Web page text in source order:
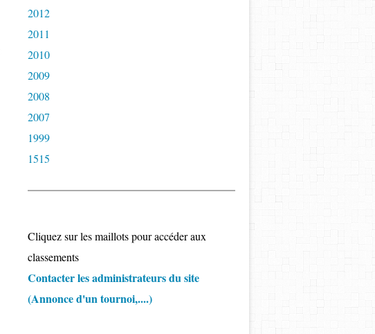
2012
2011
2010
2009
2008
2007
1999
1515
Cliquez sur les maillots pour accéder aux
classements
Contacter les administrateurs du site
(Annonce d'un tournoi,....)